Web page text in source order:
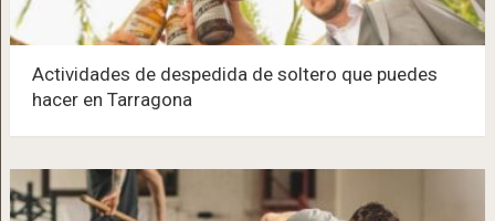
Actividades de despedida de soltero que puedes
hacer en Tarragona